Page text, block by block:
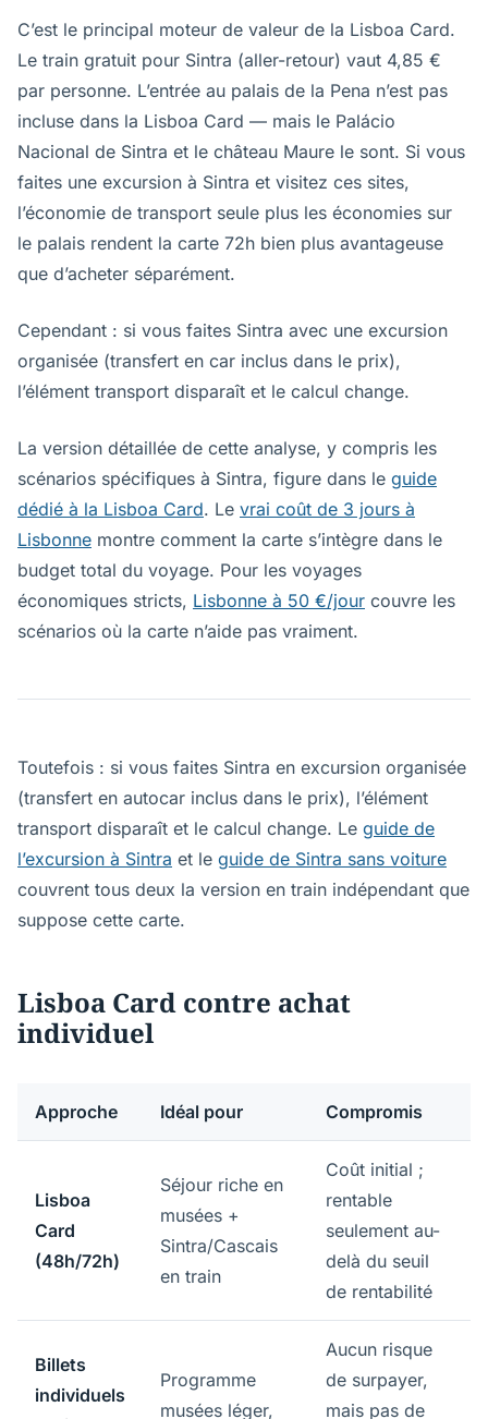
C’est le principal moteur de valeur de la Lisboa Card.
Le train gratuit pour Sintra (aller-retour) vaut 4,85 €
par personne. L’entrée au palais de la Pena n’est pas
incluse dans la Lisboa Card — mais le Palácio
Nacional de Sintra et le château Maure le sont. Si vous
faites une excursion à Sintra et visitez ces sites,
l’économie de transport seule plus les économies sur
le palais rendent la carte 72h bien plus avantageuse
que d’acheter séparément.
Cependant : si vous faites Sintra avec une excursion
organisée (transfert en car inclus dans le prix),
l’élément transport disparaît et le calcul change.
La version détaillée de cette analyse, y compris les
scénarios spécifiques à Sintra, figure dans le guide
dédié à la Lisboa Card. Le vrai coût de 3 jours à
Lisbonne montre comment la carte s’intègre dans le
budget total du voyage. Pour les voyages
économiques stricts, Lisbonne à 50 €/jour couvre les
scénarios où la carte n’aide pas vraiment.
Toutefois : si vous faites Sintra en excursion organisée
(transfert en autocar inclus dans le prix), l’élément
transport disparaît et le calcul change. Le guide de
l’excursion à Sintra et le guide de Sintra sans voiture
couvrent tous deux la version en train indépendant que
suppose cette carte.
Lisboa Card contre achat
individuel
Approche Idéal pour Compromis
Lisboa
Card
(48h/72h)
Séjour riche en
musées +
Sintra/Cascais
en train
Coût initial ;
rentable
seulement au-
delà du seuil
de rentabilité
Billets
individuels
Programme
musées léger,
Aucun risque
de surpayer,
mais pas de